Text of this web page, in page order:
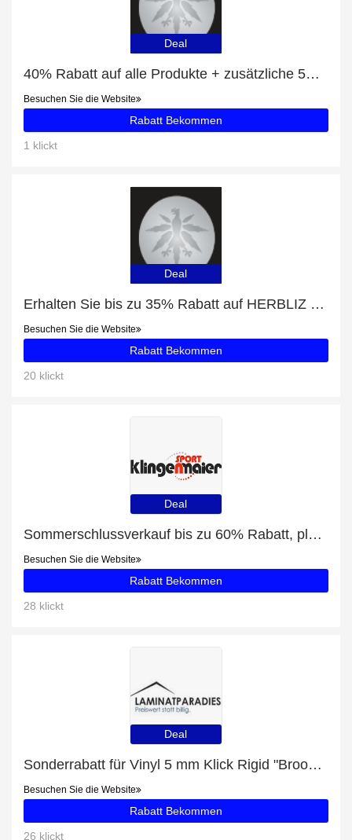
Deal
40% Rabatt auf alle Produkte + zusätzliche 5% für SMASH HHC VAPES I LEMON HAZE
Besuchen Sie die Website
Rabatt Bekommen
1 klickt
Deal
Erhalten Sie bis zu 35% Rabatt auf HERBLIZ – CBD KÖRPER & MASSAGEÖL (ZITRONENGRAS) und 83 beliebte Artikel
Besuchen Sie die Website
Rabatt Bekommen
20 klickt
Deal
Sommerschlussverkauf bis zu 60% Rabatt, plus Columbia Puffect Hooded Jacket Herren Winterjacke grün schwarz mit 5% Rabatt
Besuchen Sie die Website
Rabatt Bekommen
28 klickt
Deal
Sonderrabatt für Vinyl 5 mm Klick Rigid "Brooklyn Factory" - WINEO 600 stone XL - bis zu 50% Rabatt
Besuchen Sie die Website
Rabatt Bekommen
26 klickt